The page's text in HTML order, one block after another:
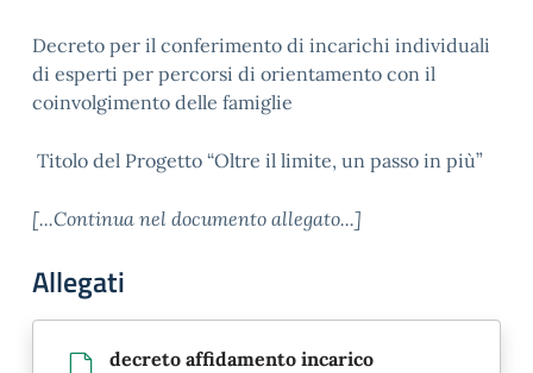
Decreto per il conferimento di incarichi individuali
di esperti per percorsi di orientamento con il
coinvolgimento delle famiglie
Titolo del Progetto “Oltre il limite, un passo in più”
[...Continua nel documento allegato...]
Allegati
decreto affidamento incarico